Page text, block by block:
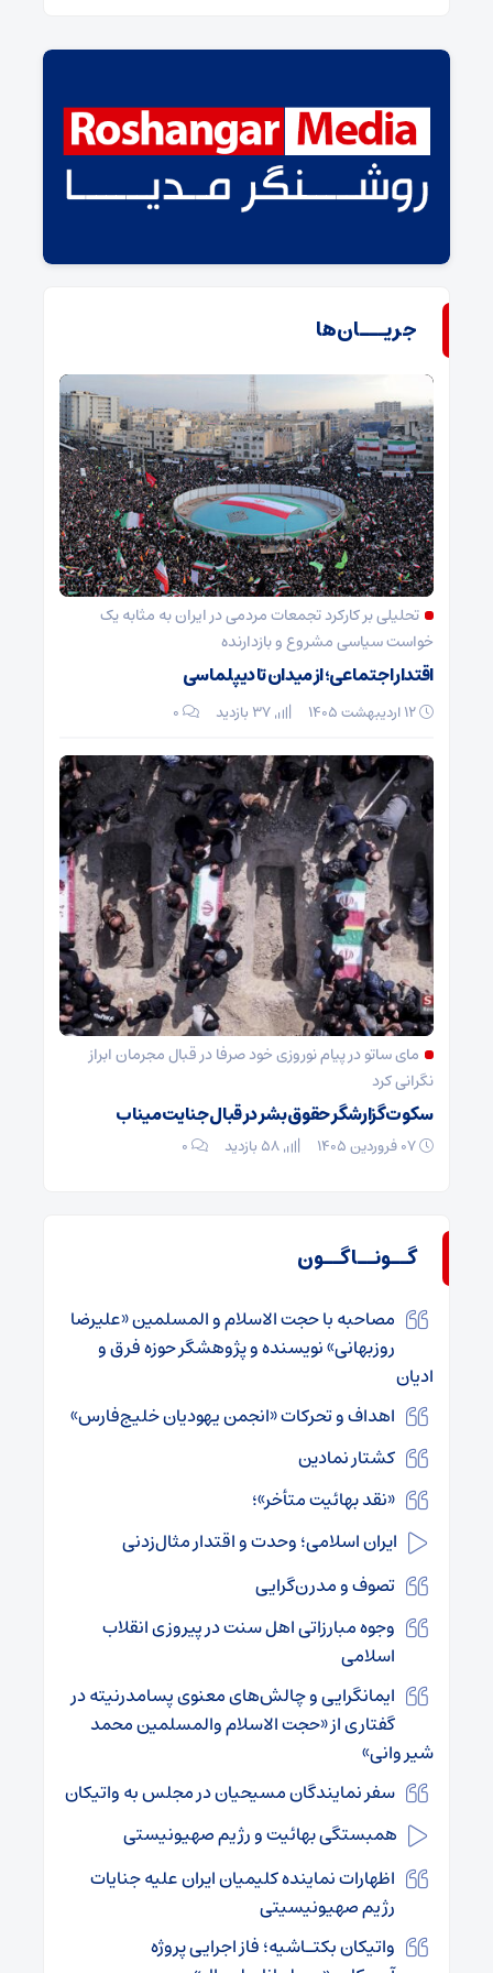
جریـــان‌ها
تحلیلی بر کارکرد تجمعات مردمی در ایران به مثابه یک
خواست سیاسی مشروع و بازدارنده
اقتدار اجتماعی؛ از میدان تا دیپلماسی
۰
مای ساتو در پیام نوروزی خود صرفا در قبال مجرمان ابراز
نگرانی کرد
سکوت گزارشگر حقوق بشر در قبال جنایت میناب
۰
گــونــاگــون
مصاحبه با حجت الاسلام و المسلمین «علیرضا
روزبهانی» نویسنده و پژوهشگر حوزه فرق و
ادیان
اهداف و تحرکات «انجمن یهودیان خلیج‌فارس»
کشتار نمادین
«نقد بهائیت متأخر»؛
ایران اسلامی؛ وحدت و اقتدار مثال‌زدنی
تصوف و مدرن‌گرایی
وجوه مبارزاتی اهل سنت در پیروزی انقلاب
اسلامی
ایمانگرایی و چالش‌های معنوی پسامدرنیته در
گفتاری از «حجت الاسلام والمسلمین محمد
شیر وانی»
سفر نمایندگان مسیحیان در مجلس به واتیکان
همبستگی بهائیت و رژیم صهیونیستی
اظهارات نماینده کلیمیان ایران علیه جنایات
رژیم صهیونیسیتی
واتیکان بکتـاشیه؛ فاز اجرایی پروژه